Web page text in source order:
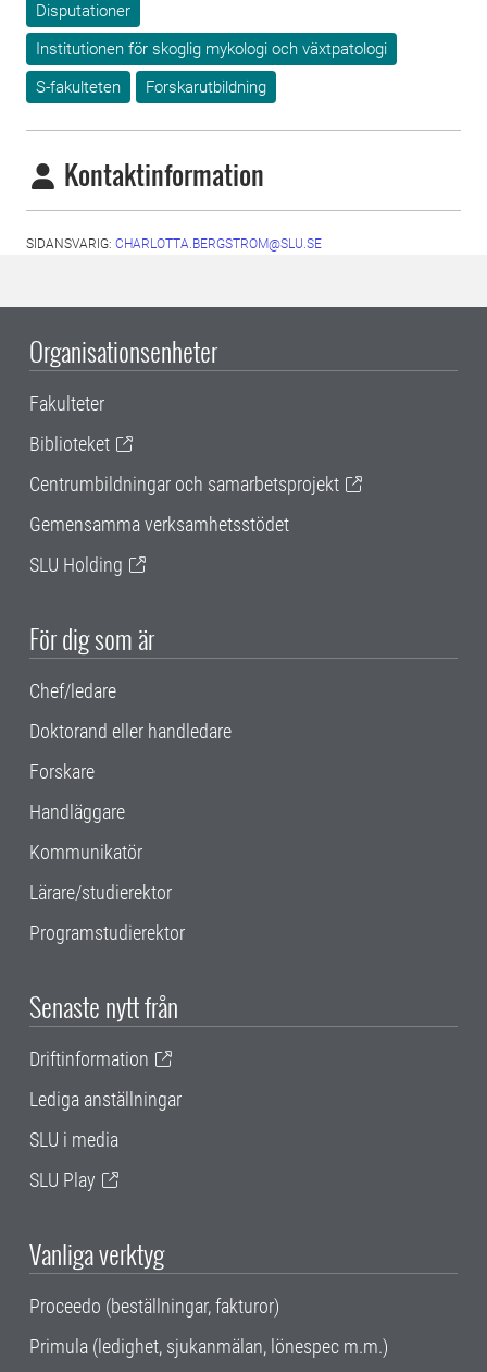
Disputationer
Institutionen för skoglig mykologi och växtpatologi
S-fakulteten
Forskarutbildning
Kontaktinformation
SIDANSVARIG: CHARLOTTA.BERGSTROM@SLU.SE
Organisationsenheter
Fakulteter
Biblioteket
Centrumbildningar och samarbetsprojekt
Gemensamma verksamhetsstödet
SLU Holding
För dig som är
Chef/ledare
Doktorand eller handledare
Forskare
Handläggare
Kommunikatör
Lärare/studierektor
Programstudierektor
Senaste nytt från
Driftinformation
Lediga anställningar
SLU i media
SLU Play
Vanliga verktyg
Proceedo (beställningar, fakturor)
Primula (ledighet, sjukanmälan, lönespec m.m.)